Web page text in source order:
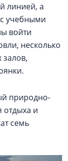
линией, а
учебными
войти
несколько
залов,
природно-
отдыха и
семь